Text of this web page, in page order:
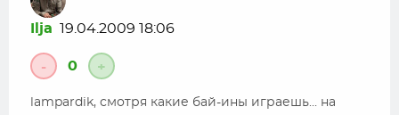
Ilja 19.04.2009 18:06
- 0 +
lampardik, смотря какие бай-ины играешь… на